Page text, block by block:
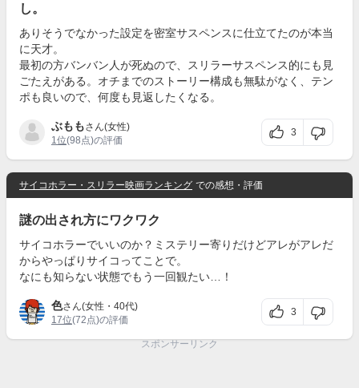
し。
ありそうでなかった設定を密室サスペンスに仕立てたのが本当
に天才。
最初の方バンバン人が死ぬので、スリラーサスペンス的にも見
ごたえがある。オチまでのストーリー構成も無駄がなく、テン
ポも良いので、何度も見返したくなる。
ぶももさん(女性)
1位(98点)の評価
3
サイコホラー・スリラー映画ランキング での感想・評価
謎の出され方にワクワク
サイコホラーでいいのか？ミステリー寄りだけどアレがアレだ
からやっぱりサイコってことで。
なにも知らない状態でもう一回観たい…！
色さん(女性・40代)
17位(72点)の評価
3
スポンサーリンク